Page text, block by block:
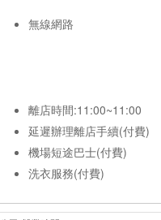
無線網路
離店時間:11:00~11:00
延遲辦理離店手續(付費)
機場短途巴士(付費)
洗衣服務(付費)